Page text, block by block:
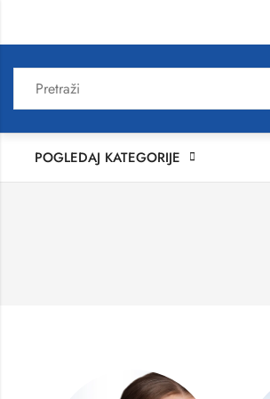
POGLEDAJ KATEGORIJE